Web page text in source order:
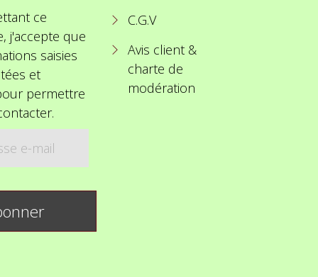
ce
j'accepte que
saisies
et
permettre
C.G.V
Avis client &
charte de
modération